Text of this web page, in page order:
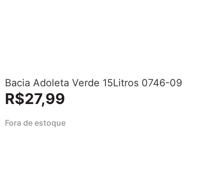
Bacia Adoleta Verde 15Litros 0746-09
R$27,99
Fora de estoque